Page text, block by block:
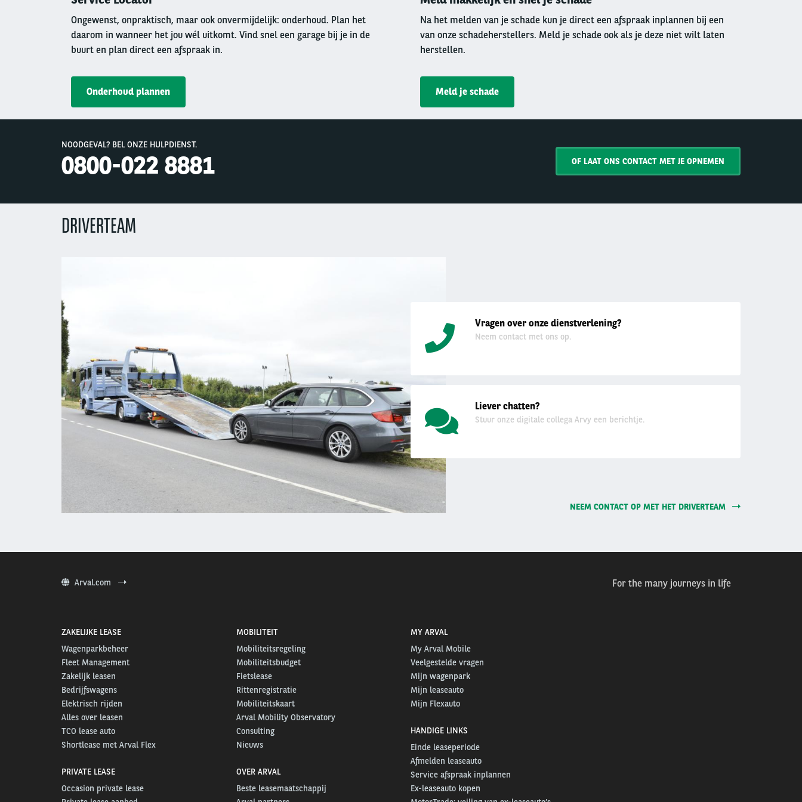
Ongewenst, onpraktisch, maar ook onvermijdelijk: onderhoud. Plan het
daarom in wanneer het jou wél uitkomt. Vind snel een garage bij je in de
buurt en plan direct een afspraak in.
Onderhoud plannen
Na het melden van je schade kun je direct een afspraak inplannen bij een
van onze schadeherstellers. Meld je schade ook als je deze niet wilt laten
herstellen.
Meld je schade
NOODGEVAL? BEL ONZE HULPDIENST.
0800-022 8881 OF LAAT ONS CONTACT MET JE OPNEMEN
DRIVERTEAM
Vragen over onze dienstverlening?
Neem contact met ons op.
Liever chatten?
Stuur onze digitale collega Arvy een berichtje.
NEEM CONTACT OP MET HET DRIVERTEAM
Arval.com For the many journeys in life
ZAKELIJKE LEASE
Wagenparkbeheer
Fleet Management
Zakelijk leasen
Bedrijfswagens
Elektrisch rijden
Alles over leasen
TCO lease auto
Shortlease met Arval Flex
PRIVATE LEASE
Occasion private lease
MOBILITEIT
Mobiliteitsregeling
Mobiliteitsbudget
Fietslease
Rittenregistratie
Mobiliteitskaart
Arval Mobility Observatory
Consulting
Nieuws
OVER ARVAL
Beste leasemaatschappij
MY ARVAL
My Arval Mobile
Veelgestelde vragen
Mijn wagenpark
Mijn leaseauto
Mijn Flexauto
HANDIGE LINKS
Einde leaseperiode
Afmelden leaseauto
Service afspraak inplannen
Ex-leaseauto kopen